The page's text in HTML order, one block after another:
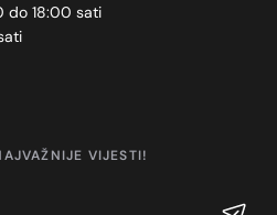
do 18:00 sati
VIJESTI!